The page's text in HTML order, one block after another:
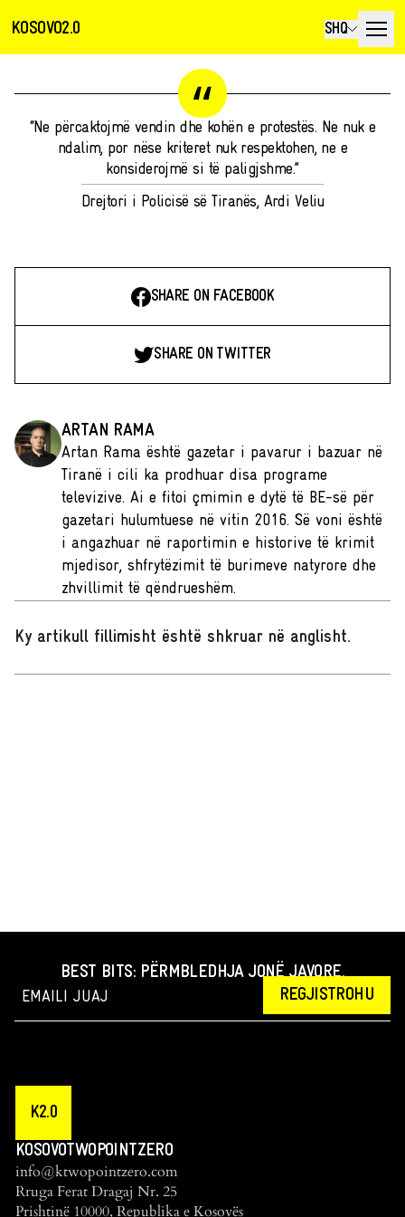
KOSOVO2.0 SHQ
“Ne përcaktojmë vendin dhe kohën e protestës. Ne nuk e
ndalim, por nëse kriteret nuk respektohen, ne e
konsiderojmë si të paligjshme.”
Drejtori i Policisë së Tiranës, Ardi Veliu
SHARE ON FACEBOOK
SHARE ON TWITTER
ARTAN RAMA
Artan Rama është gazetar i pavarur i bazuar në
Tiranë i cili ka prodhuar disa programe
televizive. Ai e fitoi çmimin e dytë të BE-së për
gazetari hulumtuese në vitin 2016. Së voni është
i angazhuar në raportimin e historive të krimit
mjedisor, shfrytëzimit të burimeve natyrore dhe
zhvillimit të qëndrueshëm.
Ky artikull fillimisht është shkruar në anglisht.
BEST BITS: PËRMBLEDHJA JONË JAVORE.
REGJISTROHU
K2.0
KOSOVOTWOPOINTZERO
info@ktwopointzero.com
Rruga Ferat Dragaj Nr. 25
Prishtinë 10000, Republika e Kosovës